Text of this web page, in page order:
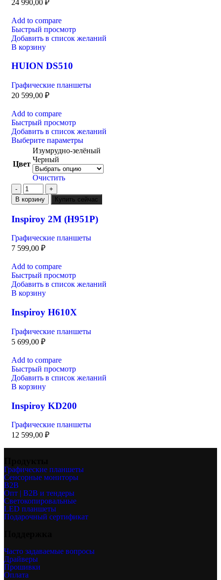
24 990,00 ₽
Add to compare
Быстрый просмотр
Добавить в список желаний
В корзину
HUION DS510
Графические планшеты
20 599,00 ₽
Add to compare
Быстрый просмотр
Добавить в список желаний
Выберите параметры
Цвет
Изумрудно-зелёный
Черный
Очистить
В корзину Купить сейчас
Inspiroy 2M (H951P)
Графические планшеты
7 599,00 ₽
Add to compare
Быстрый просмотр
Добавить в список желаний
В корзину
Inspiroy H610X
Графические планшеты
5 699,00 ₽
Add to compare
Быстрый просмотр
Добавить в список желаний
В корзину
Inspiroy KD200
Графические планшеты
12 599,00 ₽
Графические планшеты
Сенсорные мониторы
B2B
Опт | B2B и тендеры
Светокопировальные
LED планшеты
Подарочный сертификат
Часто задаваемые вопросы
Драйверы
Прошивки
Оплата